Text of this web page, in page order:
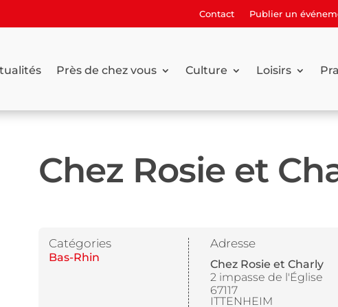
Contact Publier un
Près de chez vous Culture Loisirs
Chez Rosie et
Catégories
Bas-Rhin
Adresse
Chez Rosie et Charly
2 impasse de l'Église
67117
ITTENHEIM